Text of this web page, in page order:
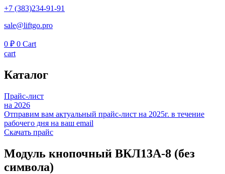
+7 (383)234-91-91
sale@liftgo.pro
0 ₽ 0 Cart
cart
Каталог
Прайс-лист
на 2026
Отправим вам актуальный прайс-лист на 2025г. в течение
рабочего дня на ваш email
Скачать прайс
Модуль кнопочный ВКЛ13А-8 (без
символа)